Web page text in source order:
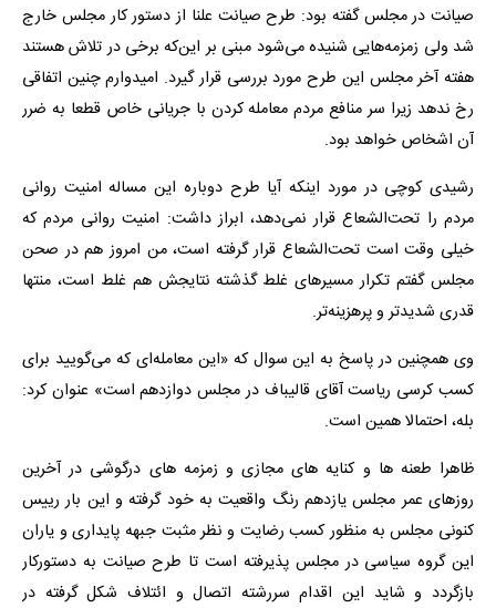
صیانت در مجلس گفته بود: طرح صیانت علنا از دستور کار مجلس خارج
شد ولی زمزمه‌هایی شنیده می‌شود مبنی بر این‌که برخی در تلاش هستند
هفته آخر مجلس این طرح مورد بررسی قرار گیرد. امیدوارم چنین اتفاقی
رخ ندهد زیرا سر منافع مردم معامله کردن با جریانی خاص قطعا به ضرر
آن اشخاص خواهد بود.
رشیدی کوچی در مورد اینکه آیا طرح دوباره این مساله امنیت روانی
مردم را تحت‌الشعاع قرار نمی‌دهد، ابراز داشت: امنیت روانی مردم که
خیلی وقت است تحت‌الشعاع قرار گرفته است، من امروز هم در صحن
مجلس گفتم تکرار مسیرهای غلط گذشته نتایجش هم غلط است، منتها
قدری شدیدتر و پرهزینه‌تر.
وی همچنین در پاسخ به این سوال که «این معامله‌ای که می‌گویید برای
کسب کرسی ریاست آقای قالیباف در مجلس دوازدهم است» عنوان کرد:
بله، احتمالا همین است.
ظاهرا طعنه ها و کنایه های مجازی و زمزمه های درگوشی در آخرین
روزهای عمر مجلس یازدهم رنگ واقعیت به خود گرفته و این بار رییس
کنونی مجلس به منظور کسب رضایت و نظر مثبت جبهه پایداری و یاران
این گروه سیاسی در مجلس پذیرفته است تا طرح صیانت به دستورکار
بازگردد و شاید این اقدام سررشته اتصال و ائتلاف شکل گرفته در